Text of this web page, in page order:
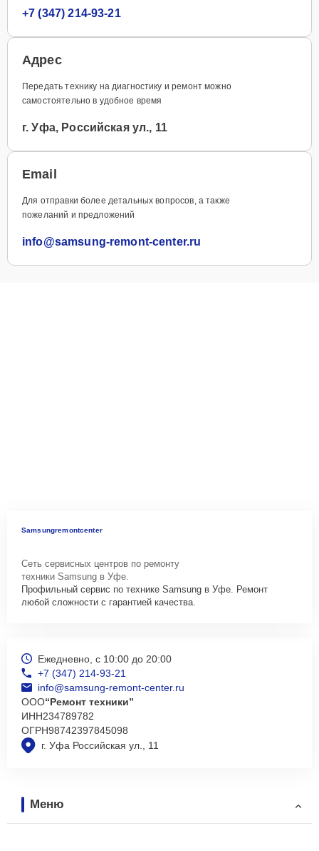
+7 (347) 214-93-21
Адрес
Передать технику на диагностику и ремонт можно
самостоятельно в удобное время
г. Уфа, Российская ул., 11
Email
Для отправки более детальных вопросов, а также
пожеланий и предложений
info@samsung-remont-center.ru
Samsungremontcenter
Сеть сервисных центров по ремонту
техники Samsung в Уфе.
Профильный сервис по технике Samsung в Уфе. Ремонт
любой сложности с гарантией качества.
г. Уфа Российская ул., 11
Ежедневно, с 10:00 до 20:00
+7 (347) 214-93-21
info@samsung-remont-center.ru
ООО“Ремонт техники”
ИНН234789782
ОГРН98742397845098
Меню